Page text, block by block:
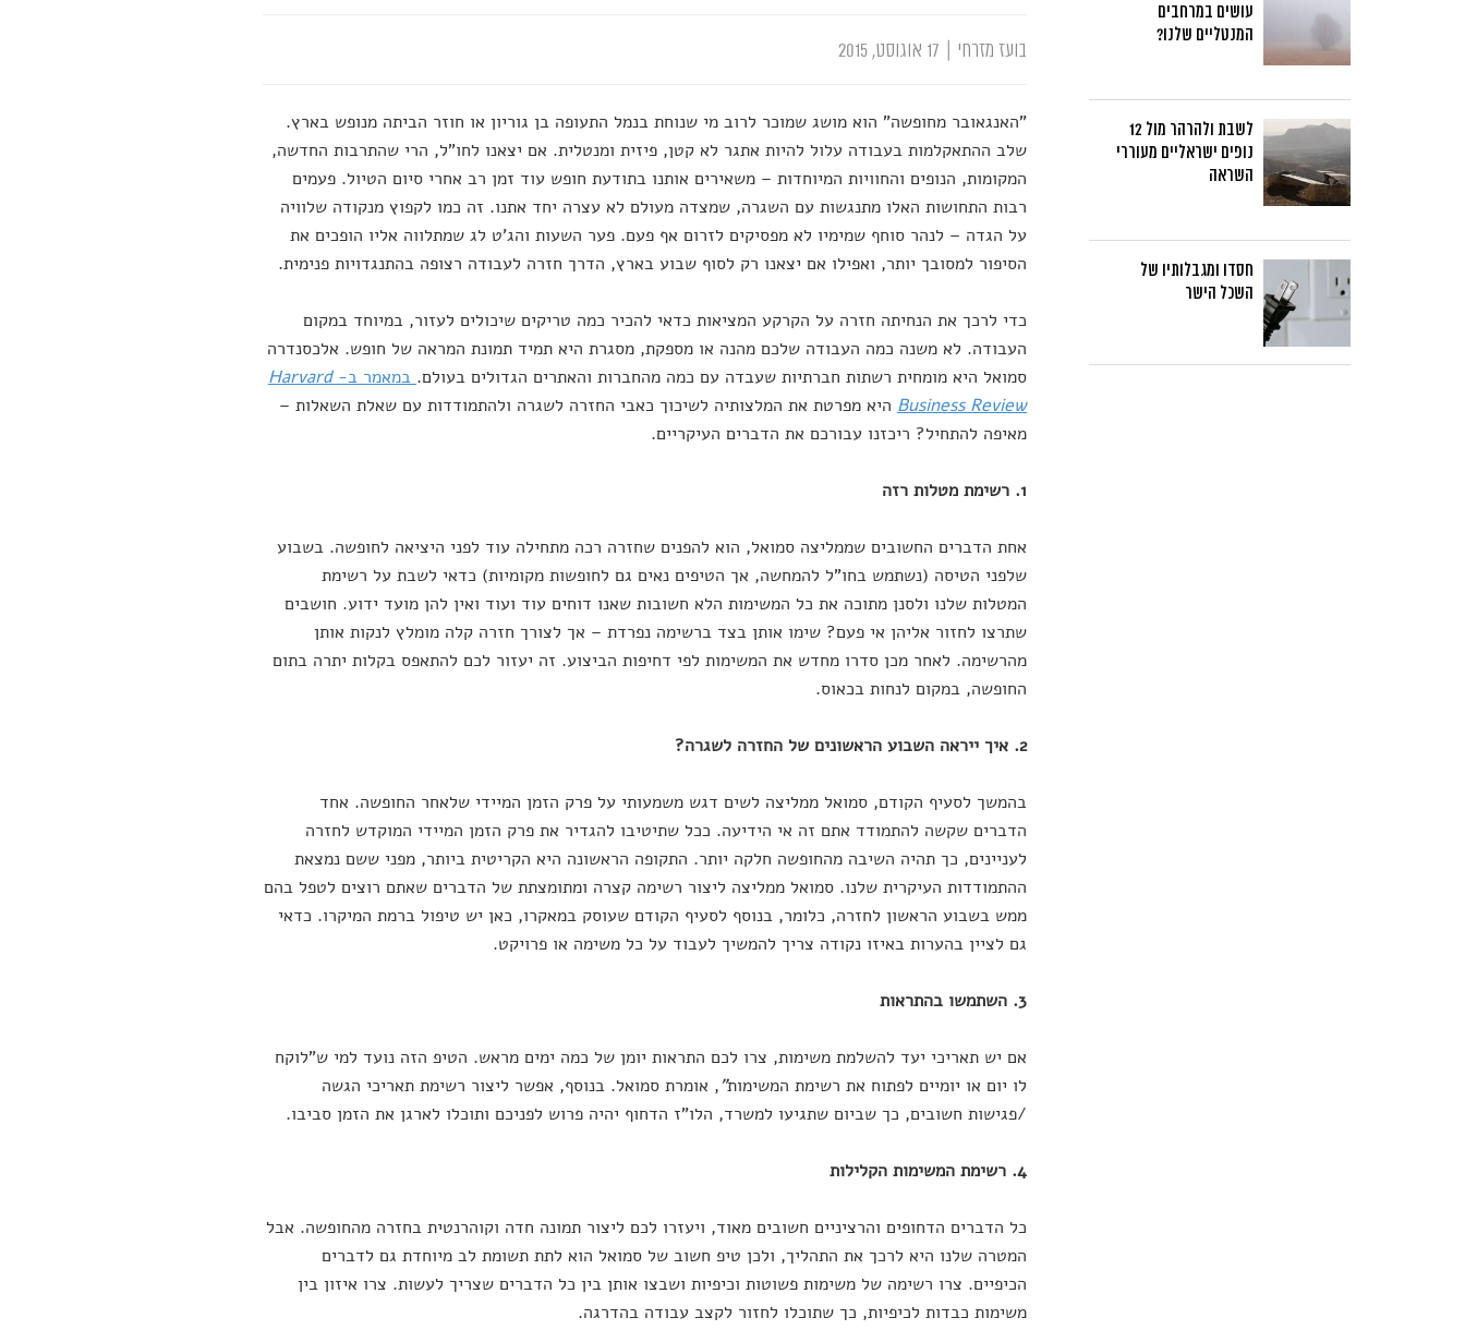
בועז מזרחי
"האנגאובר מחופשה" הוא מושג שמוכר לרוב מי שנוחת בנמל התעופה בן גוריון או חוזר הביתה מנופש בארץ.
שלב ההתאקלמות בעבודה עלול להיות אתגר לא קטן, פיזית ומנטלית. אם יצאנו לחו"ל, הרי שהתרבות החדשה,
המקומות, הנופים והחוויות המיוחדות – משאירים אותנו בתודעת חופש עוד זמן רב אחרי סיום הטיול. פעמים
רבות התחושות האלו מתנגשות עם השגרה, שמצדה מעולם לא עצרה יחד אתנו. זה כמו לקפוץ מנקודה שלוויה
על הגדה – לנהר סוחף שמימיו לא מפסיקים לזרום אף פעם. פער השעות והג'ט לג שמתלווה אליו הופכים את
הסיפור למסובך יותר, ואפילו אם יצאנו רק לסוף שבוע בארץ, הדרך חזרה לעבודה רצופה בהתנגדויות פנימית.
כדי לרכך את הנחיתה חזרה על הקרקע המציאות כדאי להכיר כמה טריקים שיכולים לעזור, במיוחד במקום
העבודה. לא משנה כמה העבודה שלכם מהנה או מספקת, מסגרת היא תמיד תמונת המראה של חופש. אלכסנדרה
סמואל היא מומחית רשתות חברתיות שעבדה עם כמה מהחברות והאתרים הגדולים בעולם. במאמר ב-Harvard
Business Review היא מפרטת את המלצותיה לשיכוך כאבי החזרה לשגרה ולהתמודדות עם שאלת השאלות –
מאיפה להתחיל? ריכזנו עבורכם את הדברים העיקריים.
1. רשימת מטלות רזה
אחת הדברים החשובים שממליצה סמואל, הוא להפנים שחזרה רכה מתחילה עוד לפני היציאה לחופשה. בשבוע
שלפני הטיסה (נשתמש בחו"ל להמחשה, אך הטיפים נאים גם לחופשות מקומיות) כדאי לשבת על רשימת
המטלות שלנו ולסנן מתוכה את כל המשימות הלא חשובות שאנו דוחים עוד ועוד ואין להן מועד ידוע. חושבים
שתרצו לחזור אליהן אי פעם? שימו אותן בצד ברשימה נפרדת – אך לצורך חזרה קלה מומלץ לנקות אותן
מהרשימה. לאחר מכן סדרו מחדש את המשימות לפי דחיפות הביצוע. זה יעזור לכם להתאפס בקלות יתרה בתום
החופשה, במקום לנחות בכאוס.
2. איך ייראה השבוע הראשונים של החזרה לשגרה?
בהמשך לסעיף הקודם, סמואל ממליצה לשים דגש משמעותי על פרק הזמן המיידי שלאחר החופשה. אחד
הדברים שקשה להתמודד אתם זה אי הידיעה. ככל שתיטיבו להגדיר את פרק הזמן המיידי המוקדש לחזרה
לעניינים, כך תהיה השיבה מהחופשה חלקה יותר. התקופה הראשונה היא הקריטית ביותר, מפני ששם נמצאת
ההתמודדות העיקרית שלנו. סמואל ממליצה ליצור רשימה קצרה ומתומצתת של הדברים שאתם רוצים לטפל בהם
ממש בשבוע הראשון לחזרה, כלומר, בנוסף לסעיף הקודם שעוסק במאקרו, כאן יש טיפול ברמת המיקרו. כדאי
גם לציין בהערות באיזו נקודה צריך להמשיך לעבוד על כל משימה או פרויקט.
3. השתמשו בהתראות
אם יש תאריכי יעד להשלמת משימות, צרו לכם התראות יומן של כמה ימים מראש. הטיפ הזה נועד למי ש"לוקח
לו יום או יומיים לפתוח את רשימת המשימות", אומרת סמואל. בנוסף, אפשר ליצור רשימת תאריכי הגשה
/פגישות חשובים, כך שביום שתגיעו למשרד, הלו"ז הדחוף יהיה פרוש לפניכם ותוכלו לארגן את הזמן סביבו.
4. רשימת המשימות הקלילות
כל הדברים הדחופים והרציניים חשובים מאוד, ויעזרו לכם ליצור תמונה חדה וקוהרנטית בחזרה מהחופשה. אבל
המטרה שלנו היא לרכך את התהליך, ולכן טיפ חשוב של סמואל הוא לתת תשומת לב מיוחדת גם לדברים
הכיפיים. צרו רשימה של משימות פשוטות וכיפיות ושבצו אותן בין כל הדברים שצריך לעשות. צרו איזון בין
משימות כבדות לכיפיות, כך שתוכלו לחזור לקצב עבודה בהדרגה.
עושים במרחבים
המנטליים שלנו?
לשבת ולהרהר מול 12
נופים ישראליים מעוררי
השראה
חסדו ומגבלותיו של
השכל הישר